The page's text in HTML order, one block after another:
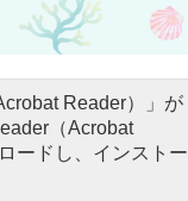
Reader）」が
（Acrobat
ードし、インストー